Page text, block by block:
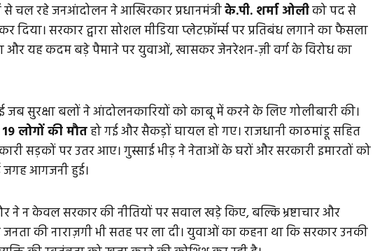
चल रहे जनआंदोलन ने आखिरकार प्रधानमंत्रीके.पी. शर्मा ओलीको पद से
दिया। सरकार द्वारा सोशल मीडिया प्लेटफ़ॉर्म्स पर प्रतिबंध लगाने का फैसला
और यह कदम बड़े पैमाने पर युवाओं, खासकर जेनरेशन-ज़ी वर्ग के विरोध का
जब सुरक्षा बलों ने आंदोलनकारियों को काबू में करने के लिए गोलीबारी की।
19 लोगों की मौतहो गई और सैकड़ों घायल हो गए। राजधानी काठमांडू सहित
सड़कों पर उतर आए। गुस्साई भीड़ ने नेताओं के घरों और सरकारी इमारतों को
जगह आगजनी हुई।
ने न केवल सरकार की नीतियों पर सवाल खड़े किए, बल्कि भ्रष्टाचार और
की नाराज़गी भी सतह पर ला दी। युवाओं का कहना था कि सरकार उनकी